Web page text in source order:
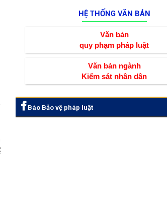
HỆ THỐNG VĂN BẢN
Văn bản
quy phạm pháp luật
Văn bản ngành
Kiểm sát nhân dân
Báo Bảo vệ pháp luật